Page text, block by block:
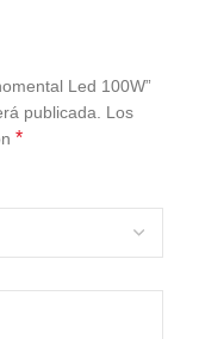
Led 100W”
publicada. Los
*